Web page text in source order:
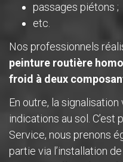
passages piétons ;
etc.
Nos professionnels
peinture routière
froid à deux
En outre, la
indications au sol. C’est
Service, nous prenons
partie via l’installation de